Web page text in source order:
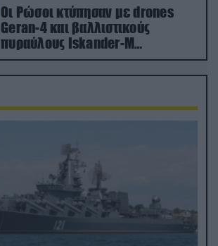
Οι Ρώσοι κτύπησαν με drones
Geran-4 και βαλλιστικούς
πυραύλους Iskander-M
ουκρανικό τρένο με στρατιωτικό
εξοπλισμό